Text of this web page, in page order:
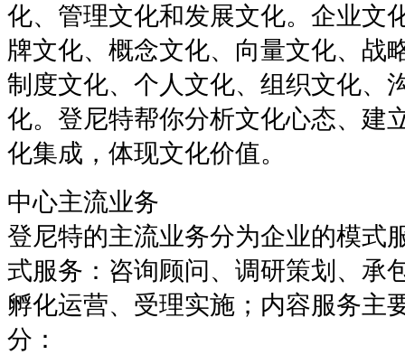
化、管理文化和发展文化。企业文
牌文化、概念文化、向量文化、战
制度文化、个人文化、组织文化、
化。登尼特帮你分析文化心态、建
化集成，体现文化价值。
中心主流业务
登尼特的主流业务分为企业的模式
式服务：咨询顾问、调研策划、承
孵化运营、受理实施；内容服务主
分：